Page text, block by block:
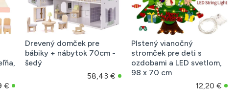
€
Drevený domček pre
bábiky + nábytok 70cm -
šedý
58,43 €
Plstený vianočný
stromček pre deti s
ozdobami a LED svetlom,
98 x 70 cm
12,20 €